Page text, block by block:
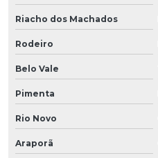
Riacho dos Machados
Rodeiro
Belo Vale
Pimenta
Rio Novo
Araporã